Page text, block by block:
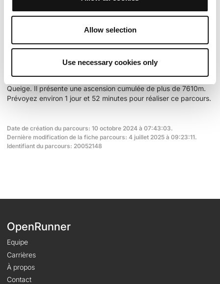
Allow selection
Use necessary cookies only
94 km Col de la Lézette 1 786 m
Cols extraits du catalogue du Club des Cent Cols
Découvrez ce parcours de trail de 110 km à proximité de
Queige. Il présente une ascension cumulée de plus de 7610m.
Prévoyez environ 1 jour et 52 minutes pour réaliser ce parcours.
Date de création du parcours: 10 octobre 2024 à 07:43:03.
Dernière modification de la fiche parcours: 4 juillet 2025 à 09:23:11.
Identifiant du parcours: 20052148
OpenRunner
Equipe
Carrières
À propos
Contact